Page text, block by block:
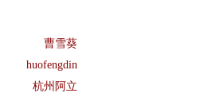
曹雪葵
huofengdin
杭州阿立